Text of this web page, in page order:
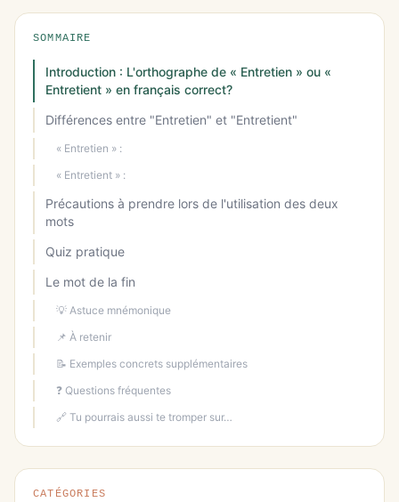
SOMMAIRE
Introduction : L'orthographe de « Entretien » ou «
Entretient » en français correct?
Différences entre "Entretien" et "Entretient"
« Entretien » :
« Entretient » :
Précautions à prendre lors de l'utilisation des deux
mots
Quiz pratique
Le mot de la fin
💡 Astuce mnémonique
📌 À retenir
📝 Exemples concrets supplémentaires
❓ Questions fréquentes
🔗 Tu pourrais aussi te tromper sur…
CATÉGORIES